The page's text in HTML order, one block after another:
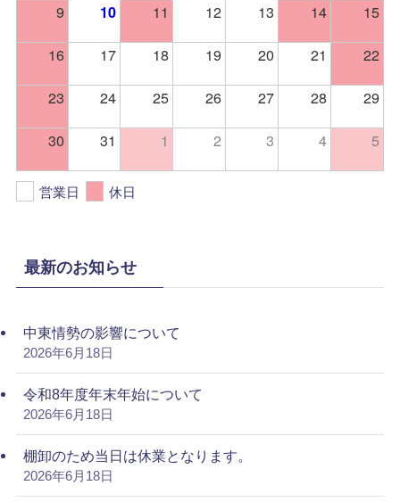
9
10 11 12 13 14
15
16
17 18 19 20 21
22
23
24 25 26 27 28
29
30
31 1 2 3 4 5
営業日 休日
最新のお知らせ
中東情勢の影響について
2026年6月18日
令和8年度年末年始について
2026年6月18日
棚卸のため当日は休業となります。
2026年6月18日